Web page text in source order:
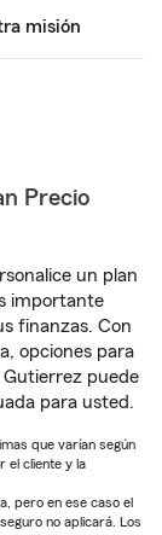
misión
Precio
un plan
importante
finanzas. Con
opciones para
puede
para usted.
que varían según
el cliente y la
pero en ese caso el
no aplicará. Los